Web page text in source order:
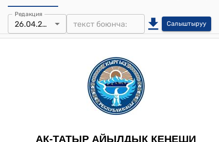
Редакция
26.04.2023 Салыштыруу